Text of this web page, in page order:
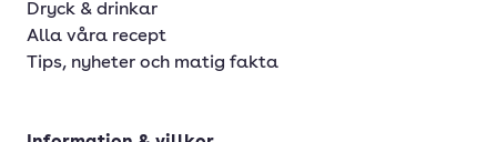
Dryck & drinkar
Alla våra recept
Tips, nyheter och matig fakta